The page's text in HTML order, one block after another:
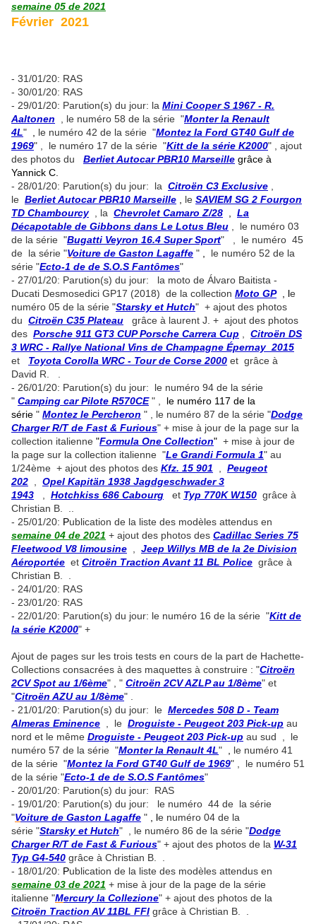
semaine 05 de 2021
Février 2021
- 31/01/20: RAS
- 30/01/20: RAS
- 29/01/20: Parution(s) du jour: la Mini Cooper S 1967 - R.
Aaltonen , le numéro 58 de la série "Monter la Renault
4L" le numéro 42 de la série "Montez la Ford GT40 Gulf de
1969" , le numéro 17 de la série "Kitt de la série K2000" , ajout
des photos du Berliet Autocar PBR10 Marseille grâce à
Yannick C.
- 28/01/20: Parution(s) du jour: la Citroën C3 Exclusive
le Berliet Autocar PBR10 Marseille le SAVIEM SG 2 Fourgon
TD Chambourcy, la Chevrolet Camaro Z/28
La
Décapotable de Gibbons dans Le Lotus Bleu , le numéro 03
de la série "Bugatti Veyron 16.4 Super Sport" , le numéro 45
de la série "Voiture de Gaston Lagaffe "
le numéro 52 de la
série "Ecto-1 de de S.O.S Fantômes"
- 27/01/20: Parution(s) du jour: la moto de Álvaro Baitista -
Ducati Desmosedici GP17 (2018) de la collection Moto GP , le
numéro 05 de la série "Starsky et Hutch" + ajout des photos
du Citroën C35 Plateau grâce à laurent J. + ajout des photos
des Porsche 911 GT3 CUP Porsche Carrera Cup
Citroën DS
3 WRC - Rallye National Vins de Champagne Épernay 2015
et Toyota Corolla WRC - Tour de Corse 2000 et grâce à
David R. .
- 26/01/20: Parution(s) du jour: le numéro 94 de la série
" Camping car Pilote R570CE" , le numéro 117 de la
série " Montez le Percheron " , le numéro 87 de la série "Dodge
Charger R/T de Fast & Furious" + mise à jour de la page sur la
collection italienne "Formula One Collection" + mise à jour de
la page sur la collection italienne "Le Grandi Formula 1" au
1/24ème + ajout des photos des Kfz. 15 901
Peugeot
202
Opel Kapitän 1938 Jagdgeschwader 3
1943
Hotchkiss 686 Cabourg et Typ 770K W150 grâce à
Christian B. ..
- 25/01/20: Publication de la liste des modèles attendus en
semaine 04 de 2021 + ajout des photos des Cadillac Series 75
Fleetwood V8 limousine
Jeep Willys MB de la 2e Division
Aéroportée et Citroën Traction Avant 11 BL Police grâce à
Christian B. .
- 24/01/20: RAS
- 23/01/20: RAS
- 22/01/20: Parution(s) du jour: le numéro 16 de la série "Kitt de
la série K2000" +
Ajout de pages sur les trois tests en cours de la part de Hachette-
Collections consacrées à des maquettes à construire : "Citroën
2CV Spot au 1/6ème" , " Citroën 2CV AZLP au 1/8ème" et
"Citroën AZU au 1/8ème" .
- 21/01/20: Parution(s) du jour: le Mercedes 508 D - Team
Almeras Eminence , le Droguiste - Peugeot 203 Pick-up au
nord et le même Droguiste - Peugeot 203 Pick-up au sud , le
numéro 57 de la série "Monter la Renault 4L"
le numéro 41
de la série "Montez la Ford GT40 Gulf de 1969" , le numéro 51
de la série "Ecto-1 de de S.O.S Fantômes"
- 20/01/20: Parution(s) du jour: RAS
- 19/01/20: Parution(s) du jour: le numéro 44 de la série
"Voiture de Gaston Lagaffe " , le numéro 04 de la
série "Starsky et Hutch" , le numéro 86 de la série "Dodge
Charger R/T de Fast & Furious" + ajout des photos de la W-31
Typ G4-540 grâce à Christian B. .
- 18/01/20: Publication de la liste des modèles attendus en
semaine 03 de 2021 + mise à jour de la page de la série
italienne "Mercury la Collezione" + ajout des photos de la
Citroën Traction AV 11BL FFI grâce à Christian B. .